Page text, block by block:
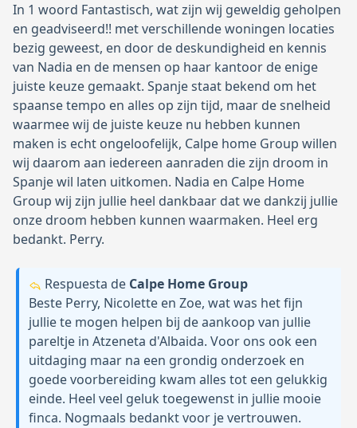
In 1 woord Fantastisch, wat zijn wij geweldig geholpen
en geadviseerd!! met verschillende woningen locaties
bezig geweest, en door de deskundigheid en kennis
van Nadia en de mensen op haar kantoor de enige
juiste keuze gemaakt. Spanje staat bekend om het
spaanse tempo en alles op zijn tijd, maar de snelheid
waarmee wij de juiste keuze nu hebben kunnen
maken is echt ongeloofelijk, Calpe home Group willen
wij daarom aan iedereen aanraden die zijn droom in
Spanje wil laten uitkomen. Nadia en Calpe Home
Group wij zijn jullie heel dankbaar dat we dankzij jullie
onze droom hebben kunnen waarmaken. Heel erg
bedankt. Perry.
Respuesta de Calpe Home Group
Beste Perry, Nicolette en Zoe, wat was het fijn
jullie te mogen helpen bij de aankoop van jullie
pareltje in Atzeneta d'Albaida. Voor ons ook een
uitdaging maar na een grondig onderzoek en
goede voorbereiding kwam alles tot een gelukkig
einde. Heel veel geluk toegewenst in jullie mooie
finca. Nogmaals bedankt voor je vertrouwen.